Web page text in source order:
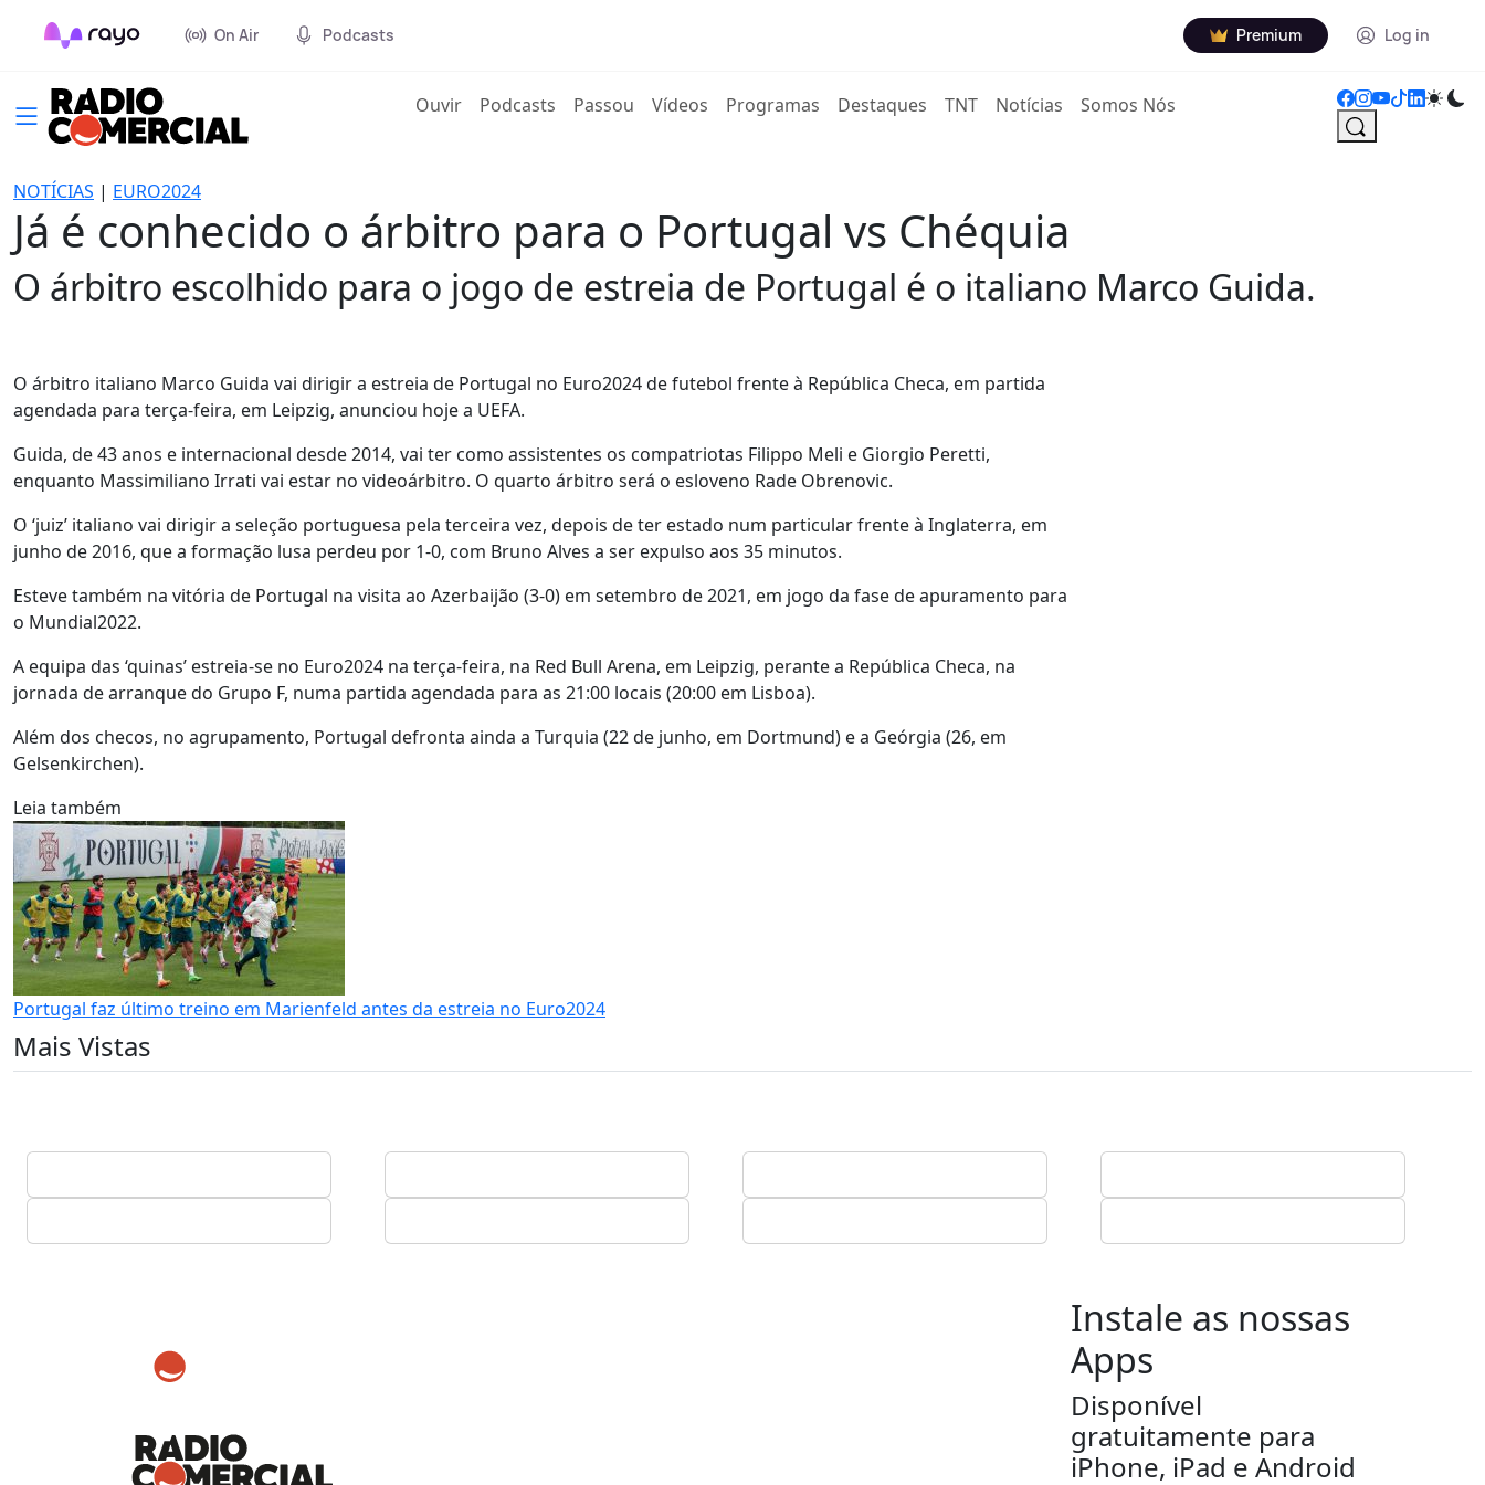
On Air Podcasts Premium Log in
Ouvir(current)
Podcasts Passou Vídeos Programas Destaques TNT Notícias Somos Nós
NOTÍCIAS | EURO2024
Já é conhecido o árbitro para o Portugal vs Chéquia
O árbitro escolhido para o jogo de estreia de Portugal é o italiano Marco Guida.
O árbitro italiano Marco Guida vai dirigir a estreia de Portugal no Euro2024 de futebol frente à República Checa, em partida
agendada para terça-feira, em Leipzig, anunciou hoje a UEFA.
Guida, de 43 anos e internacional desde 2014, vai ter como assistentes os compatriotas Filippo Meli e Giorgio Peretti,
enquanto Massimiliano Irrati vai estar no videoárbitro. O quarto árbitro será o esloveno Rade Obrenovic.
O ‘juiz’ italiano vai dirigir a seleção portuguesa pela terceira vez, depois de ter estado num particular frente à Inglaterra, em
junho de 2016, que a formação lusa perdeu por 1-0, com Bruno Alves a ser expulso aos 35 minutos.
Esteve também na vitória de Portugal na visita ao Azerbaijão (3-0) em setembro de 2021, em jogo da fase de apuramento para
o Mundial2022.
A equipa das ‘quinas’ estreia-se no Euro2024 na terça-feira, na Red Bull Arena, em Leipzig, perante a República Checa, na
jornada de arranque do Grupo F, numa partida agendada para as 21:00 locais (20:00 em Lisboa).
Além dos checos, no agrupamento, Portugal defronta ainda a Turquia (22 de junho, em Dortmund) e a Geórgia (26, em
Gelsenkirchen).
Leia também
Portugal faz último treino em Marienfeld antes da estreia no Euro2024
Mais Vistas
Instale as nossas
Apps
Disponível
gratuitamente para
iPhone, iPad e Android